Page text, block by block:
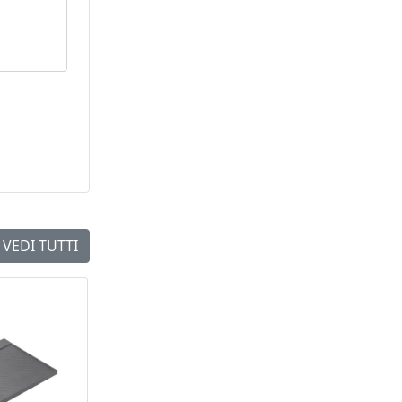
VEDI TUTTI